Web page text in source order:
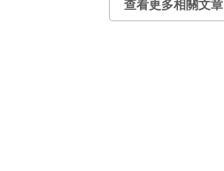
查看更多相關文章